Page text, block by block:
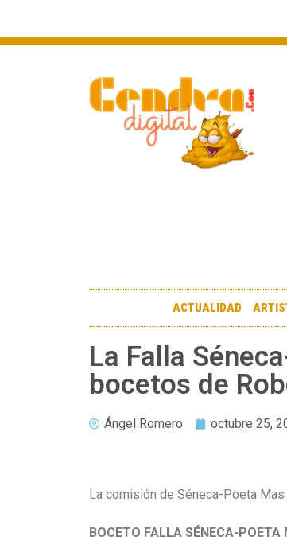
ACTUALIDAD
La Falla
bocetos de
Ángel Romero octubre 25,
La comisión de Séneca-Poeta
BOCETO FALLA SÉNECA-POETA